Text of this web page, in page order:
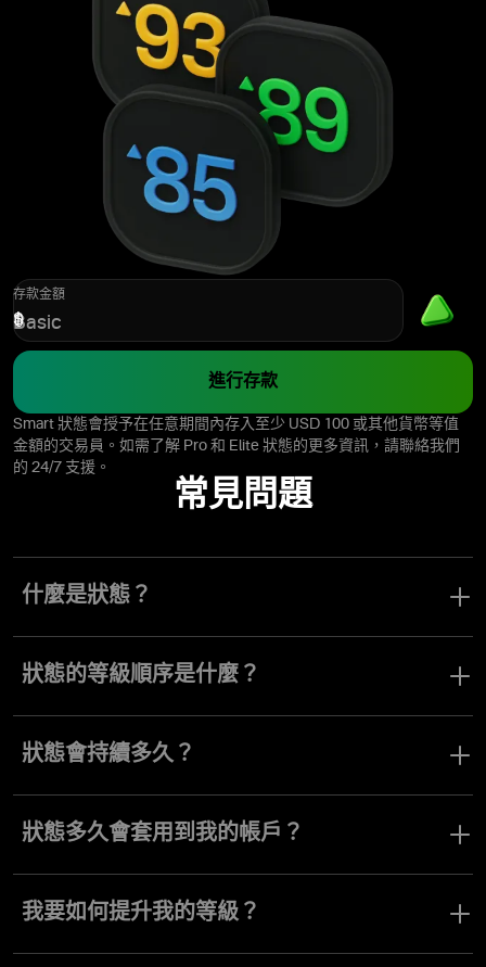
存款金額
$
Basic
進行存款
Smart 狀態會授予在任意期間內存入至少 USD 100 或其他貨幣等值
金額的交易員。如需了解 Pro 和 Elite 狀態的更多資訊，請聯絡我們
的 24/7 支援。
常見問題
什麼是狀態？
得。它們可提供更廣泛的交易工具、功能和服務存取權。
狀態的等級順序是什麼？
交易員的狀態提升，其交易機會也會擴大，可取得更高的盈利能
狀態會持續多久？
到達到升級至下一個狀態所需的存款級別。
狀態多久會套用到我的帳戶？
我要如何提升我的等級？